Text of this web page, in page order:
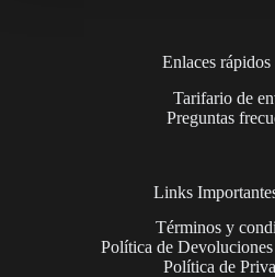
Enlaces rápidos
Tarifario de
Preguntas
Links
Términos y
Política de
Política de